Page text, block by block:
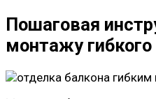
Пошаговая
монтажу